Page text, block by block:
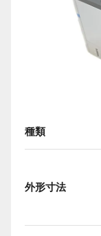
種類
外形寸法